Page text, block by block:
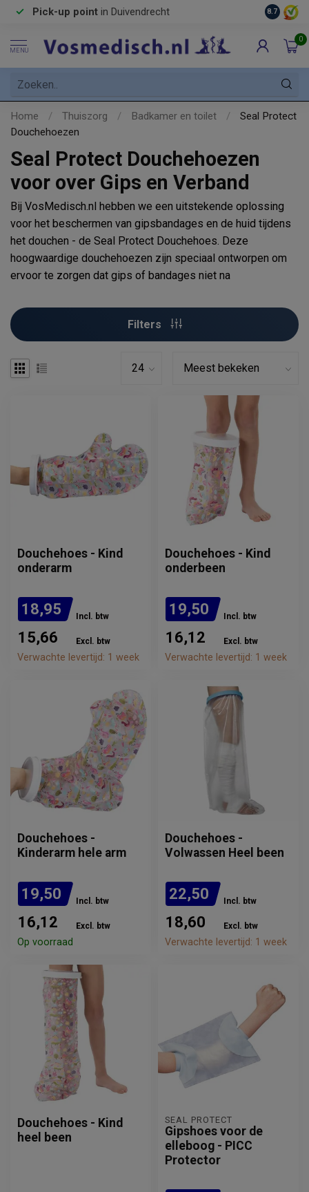
Pick-up point in Duivendrecht 8.7
MENU
0
Home / Thuiszorg / Badkamer en toilet /
Seal Protect
Douchehoezen
Seal Protect Douchehoezen
voor over Gips en Verband
Bij VosMedisch.nl hebben we een uitstekende oplossing
voor het beschermen van gipsbandages en de huid tijdens
het douchen - de Seal Protect Douchehoes. Deze
hoogwaardige douchehoezen zijn speciaal ontworpen om
ervoor te zorgen dat gips of bandages niet na
Filters
Douchehoes - Kind
onderarm
18,95 Incl. btw
15,66 Excl. btw
Verwachte levertijd: 1 week
Douchehoes - Kind
onderbeen
19,50 Incl. btw
16,12 Excl. btw
Verwachte levertijd: 1 week
Douchehoes -
Kinderarm hele arm
19,50 Incl. btw
16,12 Excl. btw
Op voorraad
Douchehoes -
Volwassen Heel been
22,50 Incl. btw
18,60 Excl. btw
Verwachte levertijd: 1 week
Douchehoes - Kind
heel been
SEAL PROTECT
Gipshoes voor de
elleboog - PICC
Protector